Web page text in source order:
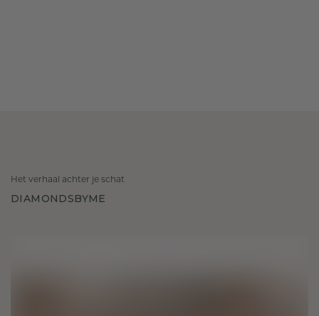
Het verhaal achter je schat
DIAMONDSBYME